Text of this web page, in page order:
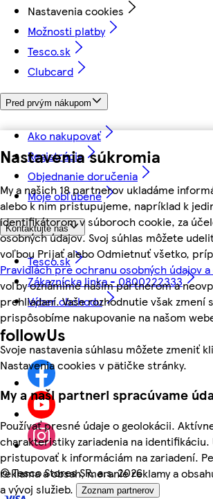
Nastavenia súkromia
My a našich 18 partnerov ukladáme
alebo k nim pristupujeme, napríklad k
identifikátorom v súboroch cookie, za
osobných údajov. Svoj súhlas môžete
voľbou Prijať alebo Odmietnuť všetko,
Pravidlách pre ochranu osobných údajov
voľby oznámime našim partnerom a
prehliadaní. Vaše rozhodnutie však zmení
prispôsobíme nakupovanie na našom
Svoje nastavenia súhlasu môžete zmeniť
Nastavenia cookies v pätičke stránky.
My a naši partneri spracúvame
Používať presné údaje o geolokácii.
charakteristiky zariadenia na identifikáciu.
pristupovať k informáciám na zariadení.
reklama a obsah, meranie reklamy a
a vývoj služieb.
Zoznam partnerov
Nastavenia cookies
Možnosti platby
Tesco.sk
Clubcard
Pred prvým nákupom
Ako nakupovať
Registrácia
Objednanie doručenia
Moje obľúbené
Kontaktujte nás
Tesco.sk
Zákaznícka linka - 0800222333
Výber obchodu
followUs
©Tesco Stores SR, a.s. 2026